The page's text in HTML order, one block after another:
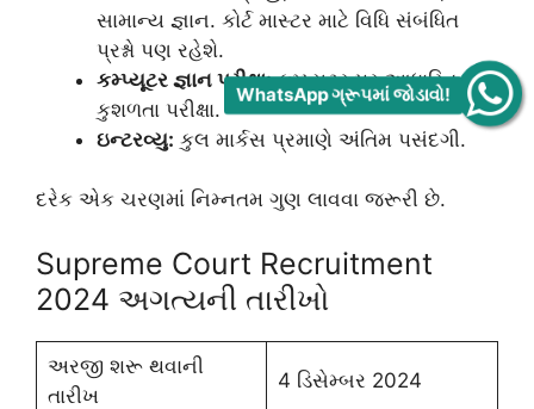
સામાન્ય જ્ઞાન. કોર્ટ માસ્ટર માટે વિધિ સંબંધિત
પ્રશ્નો પણ રહેશે.
કમ્પ્યૂટર જ્ઞાન પરીક્ષા:કમ્પ્યૂટર પર આધારિત
કુશળતા પરીક્ષા.
ઇન્ટરવ્યુ: કુલ માર્કસ પ્રમાણે અંતિમ પસંદગી.
દરેક એક ચરણમાં નિમ્નતમ ગુણ લાવવા જરૂરી છે.
Supreme Court Recruitment
2024 અગત્યની તારીખો
અરજી શરૂ થવાની
તારીખ
4 ડિસેમ્બર 2024
WhatsApp ગ્રૂપમાં જોડાવો!